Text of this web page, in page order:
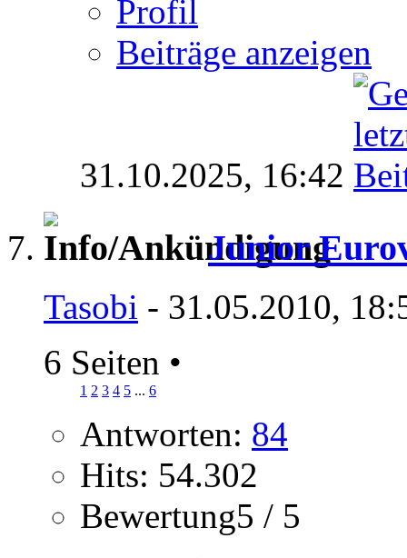
Profil
Beiträge anzeigen
31.10.2025, 16:42
Junior
Tasobi - 31.05.2010,
6 Seiten •
1 2 3 4 5 ... 6
Antworten: 84
Hits: 54.302
Bewertung5 / 5